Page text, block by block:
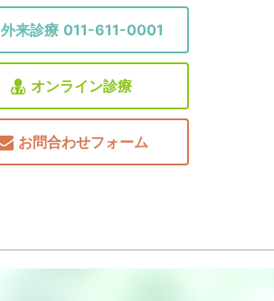
外来診療 011-611-0001
オンライン診療
お問合わせフォーム